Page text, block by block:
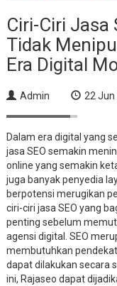
Ciri-Ciri Jasa
Tidak
Era Digital
Admin 22 Jun
Dalam era digital yang
jasa SEO semakin
online yang semakin
juga banyak penyedia
berpotensi merugikan
ciri-ciri jasa SEO yang
penting sebelum
agensi digital. SEO
membutuhkan
dapat dilakukan secara
ini, Rajaseo dapat